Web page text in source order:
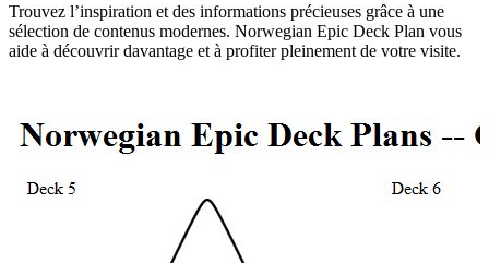
Trouvez l’inspiration et des informations précieuses grâce à une
sélection de contenus modernes. Norwegian Epic Deck Plan vous
aide à découvrir davantage et à profiter pleinement de votre visite.